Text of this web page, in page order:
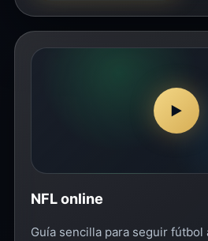
▶
NFL online
Guía sencilla para seguir fútbol